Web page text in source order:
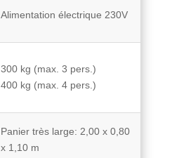
Alimentation électrique 230V
300 kg (max. 3 pers.)
400 kg (max. 4 pers.)
Panier très large: 2,00 x 0,80
x 1,10 m